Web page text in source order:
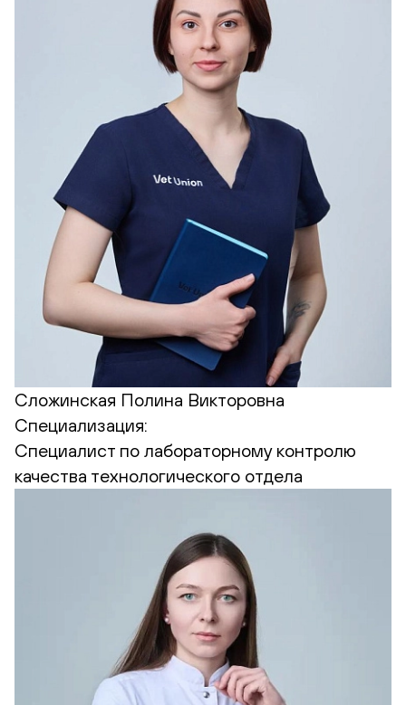
Сложинская Полина Викторовна
Специализация:
Cпециалист по лабораторному контролю
качества технологического отдела